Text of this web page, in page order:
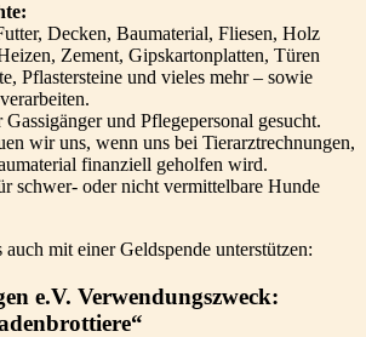
Decken, Baumaterial, Fliesen, Holz
Zement, Gipskartonplatten, Türen
Pflastersteine und vieles mehr – sowie
und Pflegepersonal gesucht.
wir uns, wenn uns bei Tierarztrechnungen,
finanziell geholfen wird.
schwer- oder nicht vermittelbare Hunde
mit einer Geldspende unterstützen:
e.V. Verwendungszweck: